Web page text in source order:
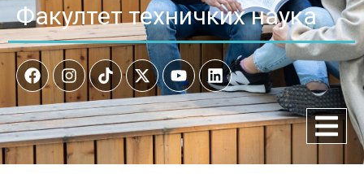
Факултет техничких наука